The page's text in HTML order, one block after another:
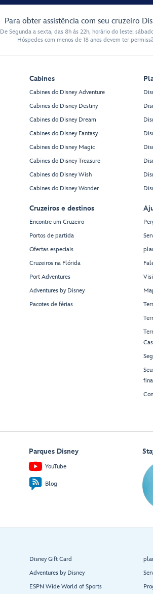
Para obter assistência com seu cruzeiro
De Segunda a sexta, das 8h ás 22h, horário do leste;
Hóspedes com menos de 18 anos devem ter
Cabines
Cabines do Disney Adventure
Cabines do Disney Destiny
Cabines do Disney Dream
Cabines do Disney Fantasy
Cabines do Disney Magic
Cabines do Disney Treasure
Cabines do Disney Wish
Cabines do Disney Wonder
Cruzeiros e destinos
Encontre um Cruzeiro
Portos de partida
Ofertas especiais
Cruzeiros na Flórida
Port Adventures
Adventures by Disney
Pacotes de férias
Parques Disney
YouTube
Blog
Disney Gift Card
Adventures by Disney
ESPN Wide World of Sports